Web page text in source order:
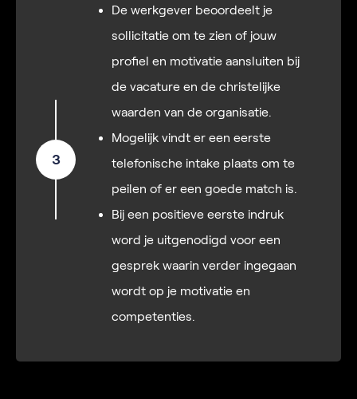
3
De werkgever beoordeelt je
sollicitatie om te zien of jouw
profiel en motivatie aansluiten bij
de vacature en de christelijke
waarden van de organisatie.
Mogelijk vindt er een eerste
telefonische intake plaats om te
peilen of er een goede match is.
Bij een positieve eerste indruk
word je uitgenodigd voor een
gesprek waarin verder ingegaan
wordt op je motivatie en
competenties.